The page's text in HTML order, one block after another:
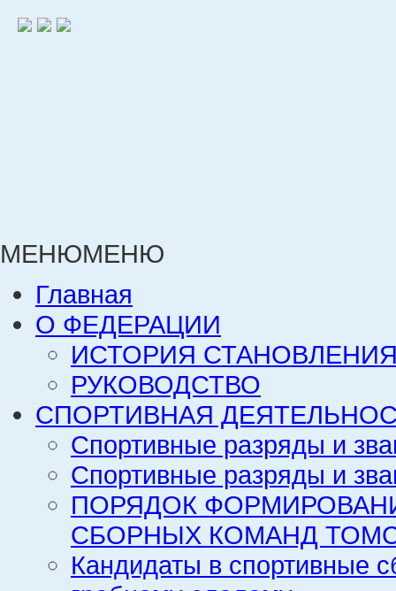
МЕНЮМЕНЮ
Главная
О ФЕДЕРАЦИИ
ИСТОРИЯ
РУКОВОДСТВО
СПОРТИВНАЯ
Спортивные разряды и
Спортивные разряды и
ПОРЯДОК
СБОРНЫХ КОМАНД
Кандидаты в спортивные